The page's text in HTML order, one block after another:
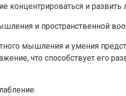
концентрироваться и
и пространственной
мышления и умения
что способствует его